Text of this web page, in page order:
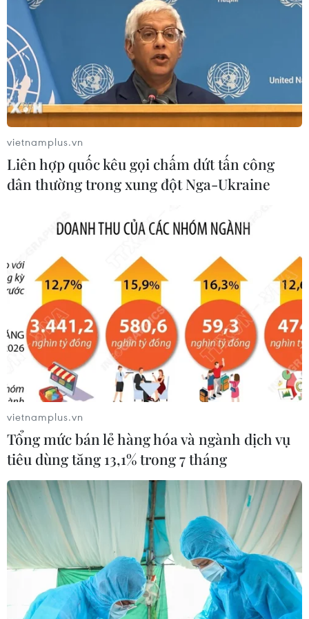
Nhận định Việt Nam vs
Campuchia: 'Phù thủy
Kim' sẽ xoay tua toan
tính đường dài?
HLV Kim Sang-sik:
'Tuyển Việt Nam hướng
tới chiến thắng để giữ
ngôi đầu bảng'
Chủ tịch Liên đoàn Bóng
đá thế giới chịu sức ép
chưa từng có
Futsal Việt Nam bất bại
sau trận hòa khó tin
vietnamplus.vn
Liên hợp quốc kêu gọi chấm dứt tấn công
dân thường trong xung đột Nga-Ukraine
vietnamplus.vn
Tổng mức bán lẻ hàng hóa và ngành dịch vụ
tiêu dùng tăng 13,1% trong 7 tháng